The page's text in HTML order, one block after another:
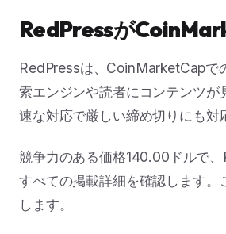
RedPressが
RedPressは、CoinMarketCapで
索エンジンや読者にコンテンツ
速な対応で厳しい締め切りにも対
競争力のある価格140.00ドルで
すべての掲載詳細を確認します
します。